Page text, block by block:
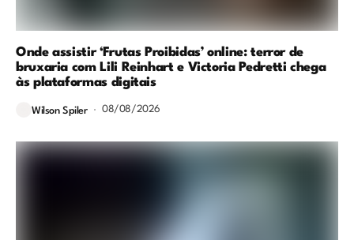
Onde assistir ‘Frutas Proibidas’ online: terror de
bruxaria com Lili Reinhart e Victoria Pedretti chega
às plataformas digitais
Wilson Spiler 08/08/2026